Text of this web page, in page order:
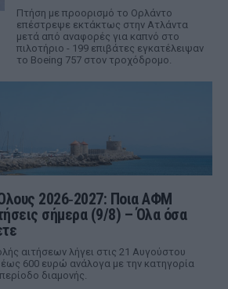
Πτήση με προορισμό το Ορλάντο
επέστρεψε εκτάκτως στην Ατλάντα
μετά από αναφορές για καπνό στο
πιλοτήριο - 199 επιβάτες εγκατέλειψαν
το Boeing 757 στον τροχόδρομο.
2026‑2027: Ποια ΑΦΜ
σήμερα (9/8) – Όλα όσα
αιτήσεων λήγει στις 21 Αυγούστου
600 ευρώ ανάλογα με την κατηγορία
διαμονής.